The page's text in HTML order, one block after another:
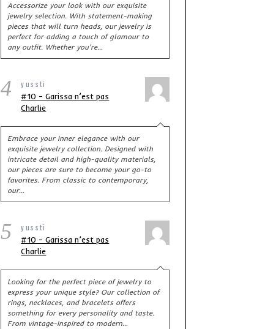
Accessorize your look with our exquisite
jewelry selection. With statement-making
pieces that will turn heads, our jewelry is
perfect for adding a touch of glamour to
any outfit. Whether you're…
4 yussti
#10 – Garissa n’est pas
Charlie
Embrace your inner elegance with our
exquisite jewelry collection. Designed with
intricate detail and high-quality materials,
our pieces are sure to become your go-to
favorites. From classic to contemporary,
our…
5 yussti
#10 – Garissa n’est pas
Charlie
Looking for the perfect piece of jewelry to
express your unique style? Our collection of
rings, necklaces, and bracelets offers
something for every personality and taste.
From vintage-inspired to modern…